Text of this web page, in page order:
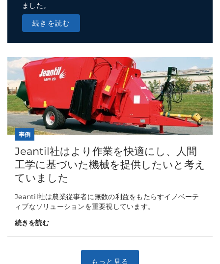
ました。
続きを読む
事例
Jeantil社はより作業を快適にし、人間
工学に基づいた機械を提供したいと考え
ていました
Jeantil社は農業従事者に無数の利益をもたらすイノベーテ
ィブなソリューションを重要視しています。
続きを読む